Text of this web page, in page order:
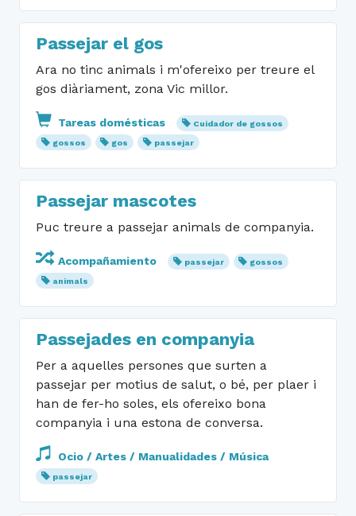
Passejar el gos
Ara no tinc animals i m'ofereixo per treure el
gos diàriament, zona Vic millor.
Tareas domésticas
Cuidador de gossos
gossos
gos passejar
Passejar mascotes
Puc treure a passejar animals de companyia.
Acompañamiento passejar
gossos
animals
Passejades en companyia
Per a aquelles persones que surten a
passejar per motius de salut, o bé, per plaer i
han de fer-ho soles, els ofereixo bona
companyia i una estona de conversa.
Ocio / Artes / Manualidades / Música
passejar